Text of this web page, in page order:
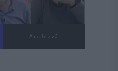
Anulează